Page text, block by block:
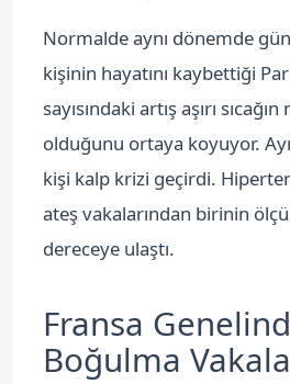
Normalde aynı dönemde
kişinin hayatını kaybettiği
sayısındaki artış aşırı
olduğunu ortaya koyuyor.
kişi kalp krizi geçirdi.
ateş vakalarından birinin
dereceye ulaştı.
Fransa
Boğulma